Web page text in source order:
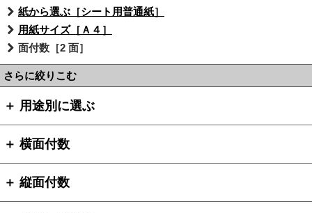
紙から選ぶ［シート用普通紙］
用紙サイズ［Ａ４］
面付数［2 面］
さらに絞りこむ
＋ 用途別に選ぶ
＋ 横面付数
＋ 縦面付数